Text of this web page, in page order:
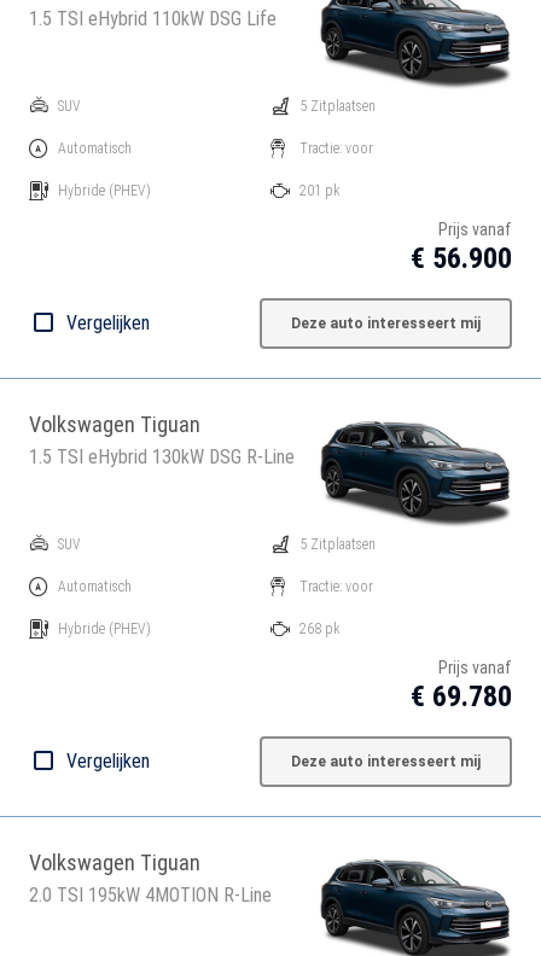
1.5 TSI eHybrid 110kW DSG Life
SUV
Automatisch
Hybride (PHEV)
5 Zitplaatsen
Tractie: voor
201 pk
Prijs vanaf
€ 56.900
Vergelijken Deze auto interesseert mij
Volkswagen Tiguan
1.5 TSI eHybrid 130kW DSG R-Line
SUV
Automatisch
Hybride (PHEV)
5 Zitplaatsen
Tractie: voor
268 pk
Prijs vanaf
€ 69.780
Vergelijken Deze auto interesseert mij
Volkswagen Tiguan
2.0 TSI 195kW 4MOTION R-Line